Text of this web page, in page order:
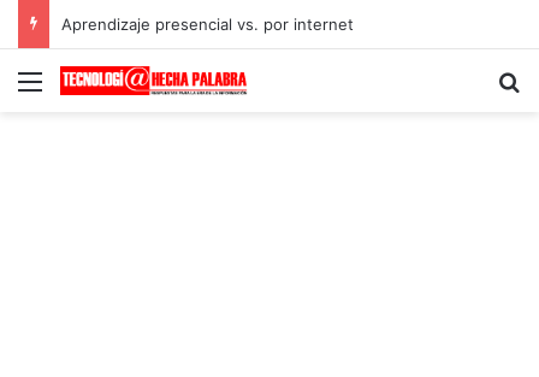
Aprendizaje presencial vs. por internet
Menú